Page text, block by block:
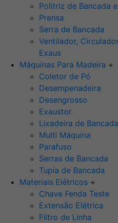
Politriz de Bancada
Prensa
Serra de Bancada
Ventilador,
Exaus
Máquinas Para Madeira +
Coletor de Pó
Desempenadeira
Desengrosso
Exaustor
Lixadeira de Bancada
Multi Máquina
Parafuso
Serras de Bancada
Tupia de Bancada
Materiais Elétricos +
Chave Fenda Teste
Extensão Elétrica
Filtro de Linha